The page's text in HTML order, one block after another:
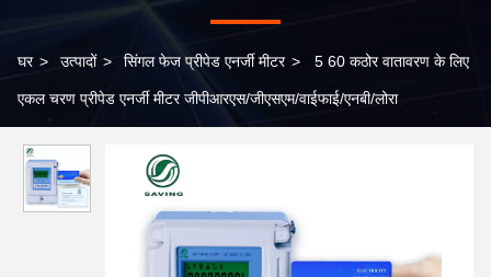
घर > उत्पादों > सिंगल फेज प्रीपेड एनर्जी मीटर > 5 60 कठोर वातावरण के लिए
एकल चरण प्रीपेड एनर्जी मीटर जीपीआरएस/जीएसएम/वाईफाई/एनबी/लोरा